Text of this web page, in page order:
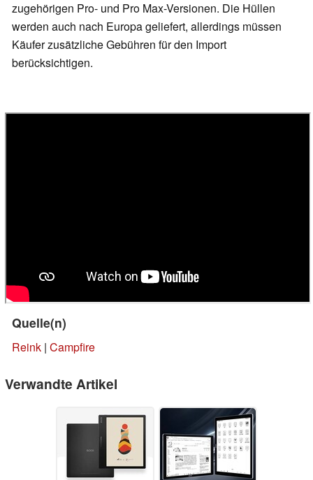
zugehörigen Pro- und Pro Max-Versionen. Die Hüllen
werden auch nach Europa geliefert, allerdings müssen
Käufer zusätzliche Gebühren für den Import
berücksichtigen.
Quelle(n)
Reink | Campfire
Verwandte Artikel